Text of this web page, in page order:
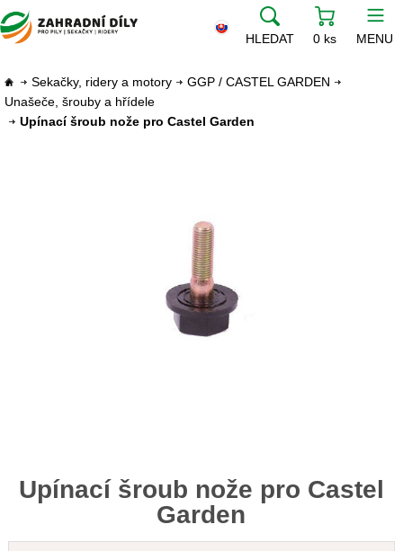
HLEDAT 0 ks MENU
Sekačky, ridery a motory
GGP / CASTEL GARDEN
Unašeče, šrouby a hřídele
Upínací šroub nože pro Castel Garden
Upínací šroub nože pro Castel
Garden